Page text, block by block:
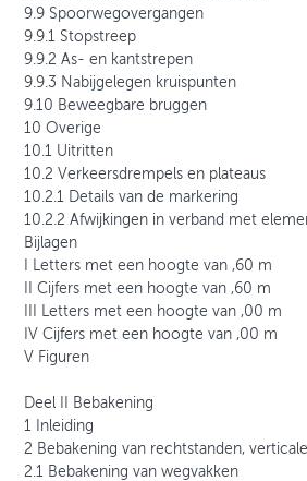
9.9 Spoorwegovergangen
9.9.1 Stopstreep
9.9.2 As- en kantstrepen
9.9.3 Nabijgelegen kruispunten
9.10 Beweegbare bruggen
10 Overige
10.1 Uitritten
10.2 Verkeersdrempels en plateaus
10.2.1 Details van de markering
10.2.2 Afwijkingen in verband met
Bijlagen
I Letters met een hoogte van ,60 m
II Cijfers met een hoogte van ,60 m
III Letters met een hoogte van ,00 m
IV Cijfers met een hoogte van ,00 m
V Figuren
Deel II Bebakening
1 Inleiding
2 Bebakening van rechtstanden,
2.1 Bebakening van wegvakken